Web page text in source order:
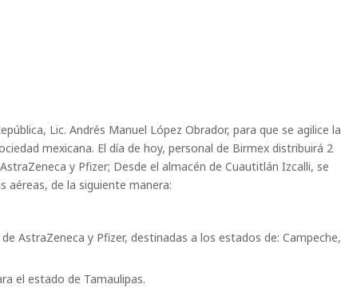
Lic. Andrés Manuel López Obrador, para que se agilice la
mexicana. El día de hoy, personal de Birmex distribuirá 2
y Pfizer; Desde el almacén de Cuautitlán Izcalli, se
aéreas, de la siguiente manera:
AstraZeneca y Pfizer, destinadas a los estados de: Campeche,
el estado de Tamaulipas.